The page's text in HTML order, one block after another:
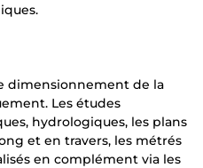
dimensionnement de la
Les études
hydrologiques, les plans
et en travers, les métrés
en complément via les